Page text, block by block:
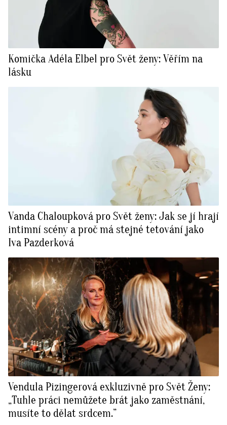
Komička Adéla Elbel pro Svět ženy: Věřím na
lásku
Vanda Chaloupková pro Svět ženy: Jak se jí hrají
intimní scény a proč má stejné tetování jako
Iva Pazderková
Vendula Pizingerová exkluzivně pro Svět Ženy:
„Tuhle práci nemůžete brát jako zaměstnání,
musíte to dělat srdcem.”